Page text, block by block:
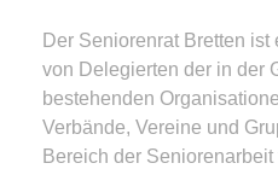
Der Seniorenrat Bretten
von Delegierten der in der
bestehenden
Verbände, Vereine und
Bereich der Seniorenarbeit